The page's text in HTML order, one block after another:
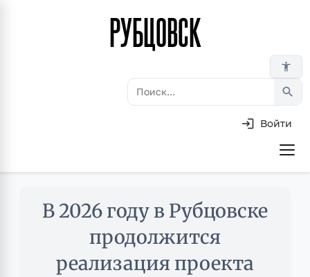
РУБЦОВСК
accessibility_new
search
Войти
В 2026 году в Рубцовске
продолжится
реализация проекта